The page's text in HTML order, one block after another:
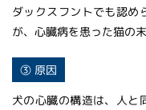
ダックスフントでも認め
が、心臓病を患った猫の
③ 原因
犬の心臓の構造は、人と